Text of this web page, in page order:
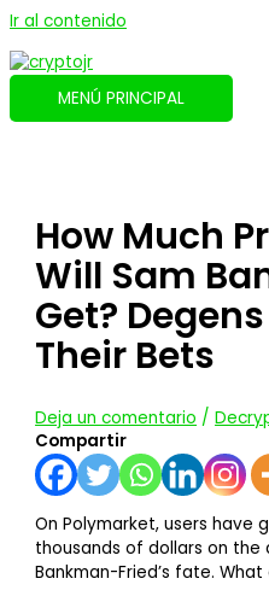
Ir al contenido
MENÚ PRINCIPAL
How Much
Will Sam
Get?
Their Bets
Deja un comentario /
Compartir
On Polymarket, users have
thousands of dollars on the
Bankman-Fried’s fate.